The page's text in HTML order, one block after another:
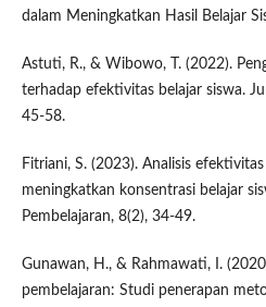
dalam Meningkatkan Hasil Belajar
Astuti, R., & Wibowo, T. (2022).
terhadap efektivitas belajar siswa.
45-58.
Fitriani, S. (2023). Analisis
meningkatkan konsentrasi belajar
Pembelajaran, 8(2), 34-49.
Gunawan, H., & Rahmawati, I.
pembelajaran: Studi penerapan